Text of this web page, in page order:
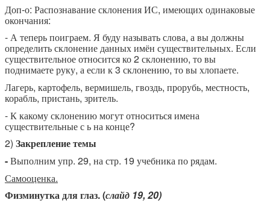
Доп-о: Распознавание склонения ИС, имеющих одинаковые
окончания:
- А теперь поиграем. Я буду называтьслова, а вы должны
определить склонение данных имён существительных. Если
существительное относится ко 2 склонению, то вы
поднимаете руку, а если к 3 склонению, то вы хлопаете.
Лагерь, картофель, вермишель, гвоздь, прорубь, местность,
корабль, пристань, зритель.
- К какому склонению могут относиться имена
существительные с ь на конце?
2) Закрепление темы
-Выполним упр. 29, на стр. 19 учебника по рядам.
Самооценка.
Физминутка для глаз. (слайд 19, 20)